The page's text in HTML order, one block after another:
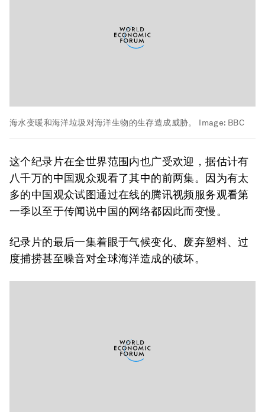
海水变暖和海洋垃圾对海洋生物的生存造成威胁。 Image: BBC
这个纪录片在全世界范围内也广受欢迎，据估计有
八千万的中国观众观看了其中的前两集。因为有太
多的中国观众试图通过在线的腾讯视频服务观看第
一季以至于传闻说中国的网络都因此而变慢。
纪录片的最后一集着眼于气候变化、废弃塑料、过
度捕捞甚至噪音对全球海洋造成的破坏。